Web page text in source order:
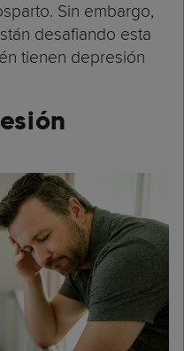
Sin embargo,
desafiando esta
tienen depresión